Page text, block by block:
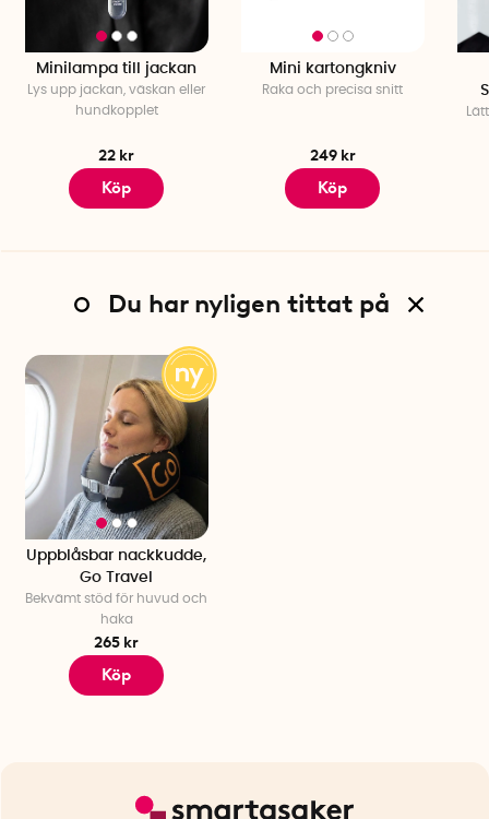
Minilampa till jackan
Lys upp jackan, väskan eller
hundkopplet
22 kr
Köp
Mini kartongkniv
Raka och precisa snitt
249 kr
Köp
Du har nyligen tittat på
Uppblåsbar nackkudde,
Go Travel
Bekvämt stöd för huvud och
haka
265 kr
Köp